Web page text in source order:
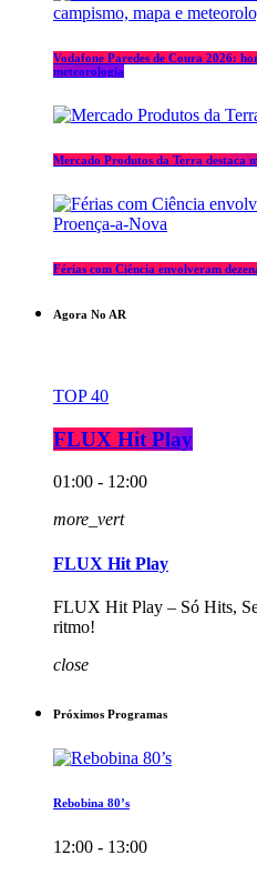
Vodafone Paredes de Coura 2026:
meteorologia
Mercado Produtos da Terra destaca
Férias com Ciência envolveram
Agora No AR
TOP 40
FLUX Hit Play
01:00 - 12:00
more_vert
FLUX Hit Play
FLUX Hit Play – Só Hits,
ritmo!
close
Próximos Programas
Rebobina 80’s
12:00 - 13:00